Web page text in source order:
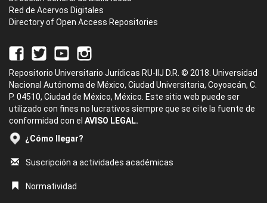
Red de Acervos Digitales
Directory of Open Access Repositories
Repositorio Universitario Jurídicas RU-IIJ D.R. © 2018. Universidad
Nacional Autónoma de México, Ciudad Universitaria, Coyoacán, C.
P. 04510, Ciudad de México, México. Este sitio web puede ser
utilizado con fines no lucrativos siempre que se cite la fuente de
conformidad con el AVISO LEGAL.
¿Cómo llegar?
Suscripción a actividades académicas
Normatividad